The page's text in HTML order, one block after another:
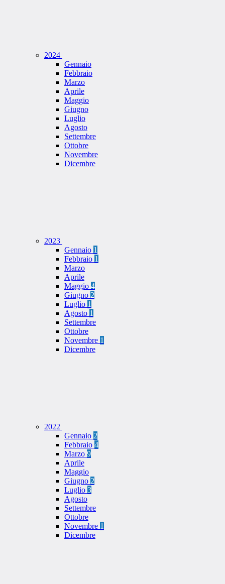
2024
Gennaio
Febbraio
Marzo
Aprile
Maggio
Giugno
Luglio
Agosto
Settembre
Ottobre
Novembre
Dicembre
2023
Gennaio 1
Febbraio 1
Marzo
Aprile
Maggio 4
Giugno 2
Luglio 1
Agosto 1
Settembre
Ottobre
Novembre 1
Dicembre
2022
Gennaio 2
Febbraio 4
Marzo 9
Aprile
Maggio
Giugno 2
Luglio 3
Agosto
Settembre
Ottobre
Novembre 1
Dicembre